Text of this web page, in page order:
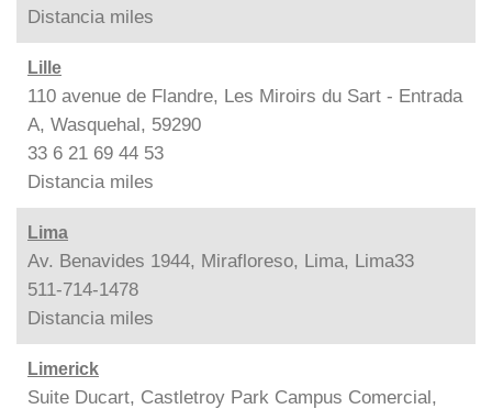
Distancia miles
Lille
110 avenue de Flandre, Les Miroirs du Sart - Entrada
A, Wasquehal, 59290
33 6 21 69 44 53
Distancia miles
Lima
Av. Benavides 1944, Mirafloreso, Lima, Lima33
511-714-1478
Distancia miles
Limerick
Suite Ducart, Castletroy Park Campus Comercial,